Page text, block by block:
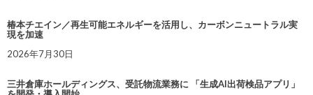
椿本チエイン／再生可能エネルギーを活用し、カーボンニュートラル実
現を加速
2026年7月30日
三井倉庫ホールディングス、受託物流業務に 「生成AI出荷検品アプリ」